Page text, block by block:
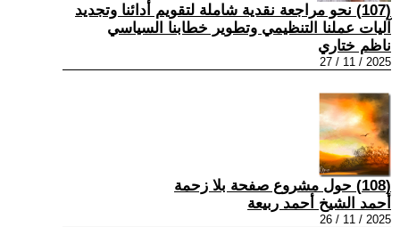
(107) نحو مراجعة نقدية شاملة لتقويم أدائنا وتجديد
آليات عملنا التنظيمي وتطوير خطابنا السياسي
ناظم ختاري
2025 / 11 / 27
(108) حول مشروع صفحة بلا زحمة
أحمد الشيخ أحمد ربيعة
2025 / 11 / 26